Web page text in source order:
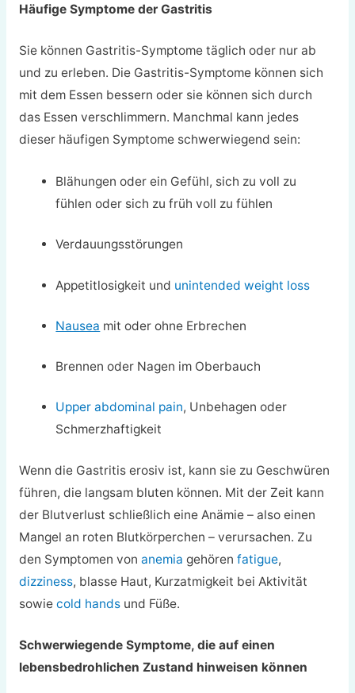
Häufige Symptome der Gastritis
Sie können Gastritis-Symptome täglich oder nur ab
und zu erleben. Die Gastritis-Symptome können sich
mit dem Essen bessern oder sie können sich durch
das Essen verschlimmern. Manchmal kann jedes
dieser häufigen Symptome schwerwiegend sein:
Blähungen oder ein Gefühl, sich zu voll zu
fühlen oder sich zu früh voll zu fühlen
Verdauungsstörungen
Appetitlosigkeit und unintended weight loss
Nausea mit oder ohne Erbrechen
Brennen oder Nagen im Oberbauch
Upper abdominal pain, Unbehagen oder
Schmerzhaftigkeit
Wenn die Gastritis erosiv ist, kann sie zu Geschwüren
führen, die langsam bluten können. Mit der Zeit kann
der Blutverlust schließlich eine Anämie – also einen
Mangel an roten Blutkörperchen – verursachen. Zu
den Symptomen von anemia gehören fatigue,
dizziness, blasse Haut, Kurzatmigkeit bei Aktivität
sowie cold handsund Füße.
Schwerwiegende Symptome, die auf einen
lebensbedrohlichen Zustand hinweisen können